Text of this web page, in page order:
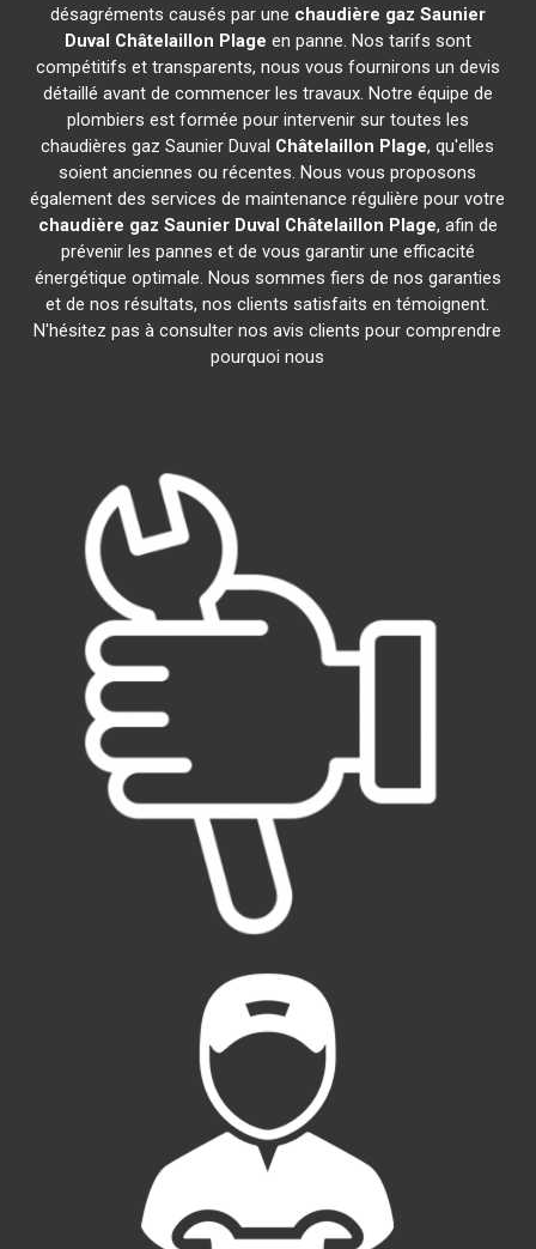
désagréments causés par une chaudière gaz Saunier
Duval Châtelaillon Plage en panne. Nos tarifs sont
compétitifs et transparents, nous vous fournirons un devis
détaillé avant de commencer les travaux. Notre équipe de
plombiers est formée pour intervenir sur toutes les
chaudières gaz Saunier Duval Châtelaillon Plage, qu'elles
soient anciennes ou récentes. Nous vous proposons
également des services de maintenance régulière pour votre
chaudière gaz Saunier Duval Châtelaillon Plage, afin de
prévenir les pannes et de vous garantir une efficacité
énergétique optimale. Nous sommes fiers de nos garanties
et de nos résultats, nos clients satisfaits en témoignent.
N'hésitez pas à consulter nos avis clients pour comprendre
pourquoi nous